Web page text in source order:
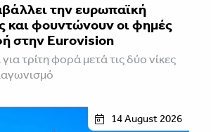
την ευρωπαϊκή
και φουντώνουν οι φημές
στην Eurovision
τρίτη φορά μετά τις δύο νίκες
14 August 2026